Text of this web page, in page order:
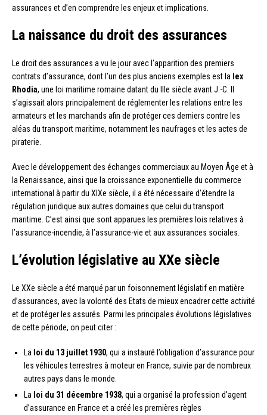
assurances et d’en comprendre les enjeux et implications.
La naissance du droit des assurances
Le droit des assurances a vu le jour avec l’apparition des premiers
contrats d’assurance, dont l’un des plus anciens exemples est la lex
Rhodia, une loi maritime romaine datant du IIIe siècle avant J.-C. Il
s’agissait alors principalement de réglementer les relations entre les
armateurs et les marchands afin de protéger ces derniers contre les
aléas du transport maritime, notamment les naufrages et les actes de
piraterie.
Avec le développement des échanges commerciaux au Moyen Âge et à
la Renaissance, ainsi que la croissance exponentielle du commerce
international à partir du XIXe siècle, il a été nécessaire d’étendre la
régulation juridique aux autres domaines que celui du transport
maritime. C’est ainsi que sont apparues les premières lois relatives à
l’assurance-incendie, à l’assurance-vie et aux assurances sociales.
L’évolution législative au XXe siècle
Le XXe siècle a été marqué par un foisonnement législatif en matière
d’assurances, avec la volonté des Etats de mieux encadrer cette activité
et de protéger les assurés. Parmi les principales évolutions législatives
de cette période, on peut citer :
La loi du 13 juillet 1930, qui a instauré l’obligation d’assurance pour
les véhicules terrestres à moteur en France, suivie par de nombreux
autres pays dans le monde.
La loi du 31 décembre 1938, qui a organisé la profession d’agent
d’assurance en France et a créé les premières règles